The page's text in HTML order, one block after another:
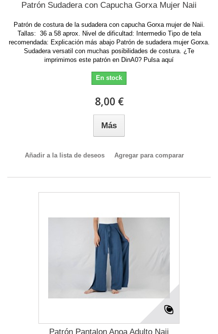
Patrón Sudadera con Capucha Gorxa Mujer Naii
Patrón de costura de la sudadera con capucha Gorxa mujer de Naii.
Tallas: 36 a 58 aprox. Nivel de dificultad: Intermedio Tipo de tela
recomendada: Explicación más abajo Patrón de sudadera mujer Gorxa.
Sudadera versatil con muchas posibilidades de costura. ¿Te
imprimimos este patrón en DinA0? Pulsa aquí
En stock
8,00 €
Más
Añadir a la lista de deseos Agregar para comparar
Patrón Pantalon Anoa Adulto Naii